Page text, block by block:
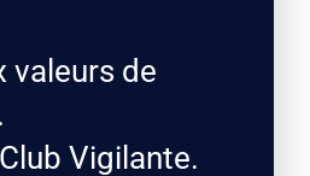
valeurs de
Vigilante.